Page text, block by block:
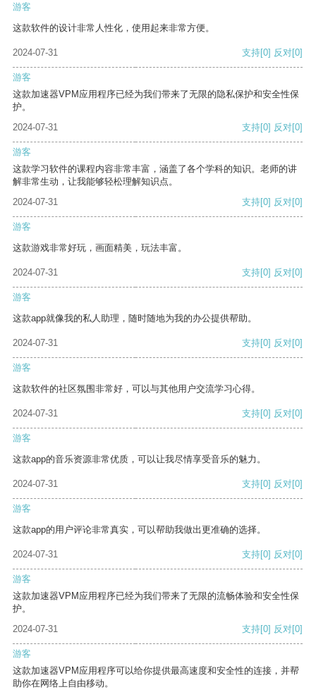
游客
这款软件的设计非常人性化，使用起来非常方便。
2024-07-31 支持[0] 反对[0]
游客
这款加速器VPM应用程序已经为我们带来了无限的隐私保护和安全性保
护。
2024-07-31
支持[0] 反对[0]
游客
这款学习软件的课程内容非常丰富，涵盖了各个学科的知识。老师的讲
解非常生动，让我能够轻松理解知识点。
2024-07-31
支持[0] 反对[0]
游客
这款游戏非常好玩，画面精美，玩法丰富。
2024-07-31 支持[0] 反对[0]
游客
这款app就像我的私人助理，随时随地为我的办公提供帮助。
2024-07-31 支持[0] 反对[0]
游客
这款软件的社区氛围非常好，可以与其他用户交流学习心得。
2024-07-31 支持[0] 反对[0]
游客
这款app的音乐资源非常优质，可以让我尽情享受音乐的魅力。
2024-07-31 支持[0] 反对[0]
游客
这款app的用户评论非常真实，可以帮助我做出更准确的选择。
2024-07-31 支持[0] 反对[0]
游客
这款加速器VPM应用程序已经为我们带来了无限的流畅体验和安全性保
护。
2024-07-31
支持[0] 反对[0]
游客
这款加速器VPM应用程序可以给你提供最高速度和安全性的连接，并帮
助你在网络上自由移动。